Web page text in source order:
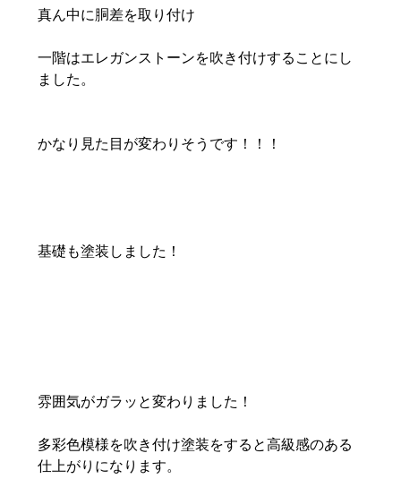
真ん中に胴差を取り付け
一階はエレガンストーンを吹き付けすることにし
ました。
かなり見た目が変わりそうです！！！
基礎も塗装しました！
雰囲気がガラッと変わりました！
多彩色模様を吹き付け塗装をすると高級感のある
仕上がりになります。